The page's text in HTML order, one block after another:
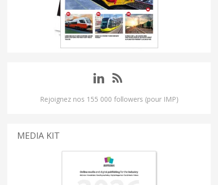
Rejoignez nos 155 000 followers (pour IMP)
MEDIA KIT